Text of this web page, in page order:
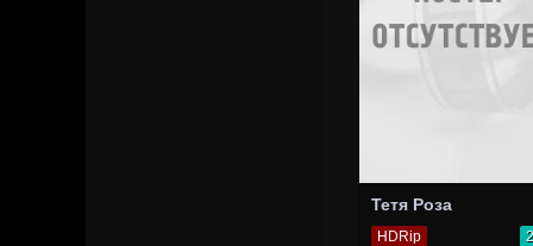
Тетя Роза
HDRip